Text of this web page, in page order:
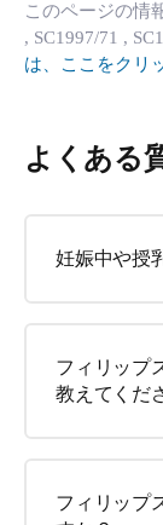
このページの情
, SC1997/71 ,
は、ここをクリ
よくある
妊娠中や授
フィリップ
教えてくだ
フィリップ